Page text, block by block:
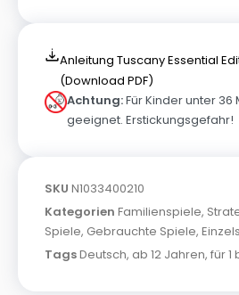
Anleitung Tuscany Essential
(Download PDF)
Achtung:Für Kinder unter
geeignet. Erstickungsgefahr!
SKU N1033400210
Kategorien Familienspiele,
Spiele, Gebrauchte Spiele,
TagsDeutsch, ab 12 Jahren, für 1